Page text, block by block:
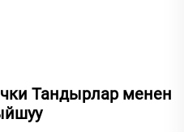
Тандырлар менен